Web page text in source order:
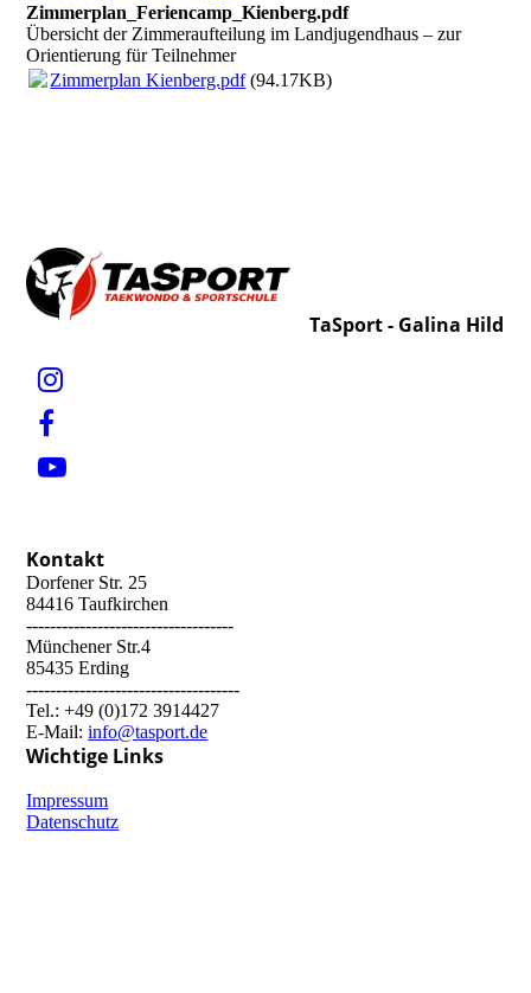
Zimmerplan_Feriencamp_Kienberg.pdf
Übersicht der Zimmeraufteilung im Landjugendhaus – zur
Orientierung für Teilnehmer
Zimmerplan Kienberg.pdf(94.17KB)
TaSport - Galina Hild
Kontakt
Dorfener Str. 25
84416 Taufkirchen
-----------------------------------
Münchener Str.4
85435 Erding
------------------------------------
Tel.: +49 (0)172 3914427
E-Mail:info@tasport.de
Wichtige Links
Impressum
Datenschutz